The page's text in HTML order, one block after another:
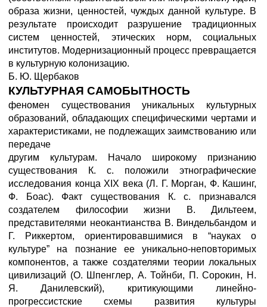
образа жизни, ценностей, чуждых данной культуре. В
результате происходит разрушение традиционных
систем ценностей, этических норм, социальных
институтов. Модернизационный процесс превращается
в культурную колонизацию.
Б. Ю. Щербаков
КУЛЬТУРНАЯ САМОБЫТНОСТЬ
феномен существования уникальных культурных
образований, обладающих специфическими чертами и
характеристиками, не подлежащих заимствованию или
передаче
другим культурам. Начало широкому признанию
существования К. с. положили этнографические
исследования конца XIX века (Л. Г. Морган, Ф. Кашинг,
Ф. Боас). Факт существования К. с. признавался
создателем философии жизни В. Дильтеем,
представителями неокантианства В. Виндельбандом и
Г. Риккертом, ориентировавшимися в “науках о
культуре” на познание ее уникально-неповторимых
компонентов, а также создателями теории локальных
цивилизаций (О. Шпенглер, А. Тойнби, П. Сорокин, Н.
Я. Данилевский), критикующими линейно-
прогрессистские схемы развития культуры